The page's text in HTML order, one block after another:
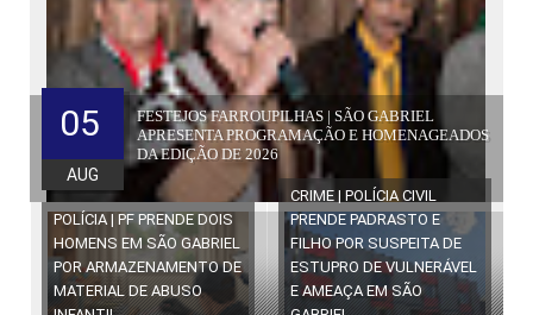
FESTEJOS FARROUPILHAS | SÃO GABRIEL
APRESENTA PROGRAMAÇÃO E HOMENAGEADOS
DA EDIÇÃO DE 2026
05
AUG
POLÍCIA | PF PRENDE DOIS
HOMENS EM SÃO GABRIEL
POR ARMAZENAMENTO DE
MATERIAL DE ABUSO
CRIME | POLÍCIA CIVIL
PRENDE PADRASTO E
FILHO POR SUSPEITA DE
ESTUPRO DE VULNERÁVEL
E AMEAÇA EM SÃO